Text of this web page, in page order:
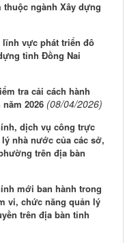
ngành Xây dựng
vực phát triển đô
tỉnh Đồng Nai
tra cải cách hành
2026 (08/04/2026)
dịch vụ công trực
nhà nước của các sở,
trên địa bàn
mới ban hành trong
vi, chức năng quản lý
trên địa bàn tỉnh